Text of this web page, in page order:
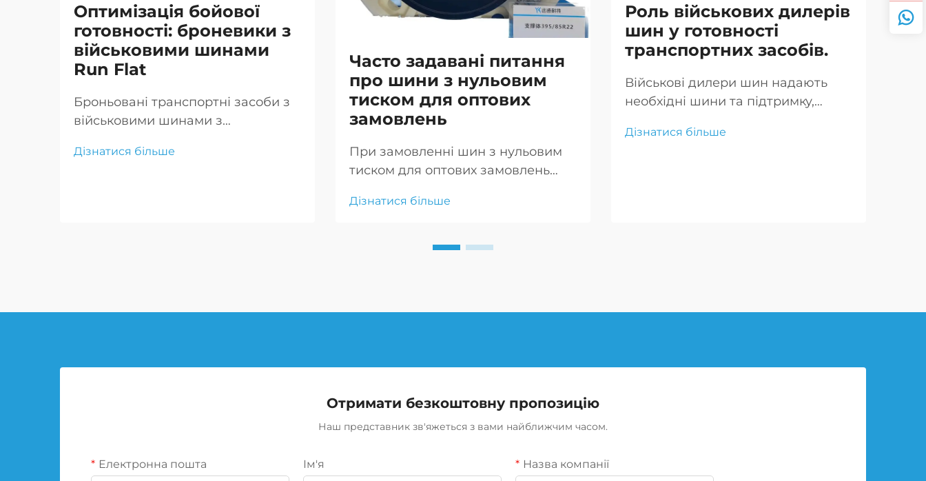
Оптимізація бойової
готовності: броневики з
військовими шинами
Run Flat
Броньовані транспортні засоби з
військовими шинами з
забезпечують безперервну
Дізнатися більше
Часто задавані питання
про шини з нульовим
тиском для оптових
замовлень
При замовленні шин з нульовим
тиском для оптових замовлень
потреби, якість шин, надійність
доставки, варіанти налаштування
Дізнатися більше
Роль військових дилерів
шин у готовності
транспортних засобів.
Військові дилери шин надають
необхідні шини та підтримку,
ефективність транспортних
Дізнатися більше
Отримати безкоштовну пропозицію
Наш представник зв'яжеться з вами найближчим часом.
Електронна пошта Ім'я Назва компанії